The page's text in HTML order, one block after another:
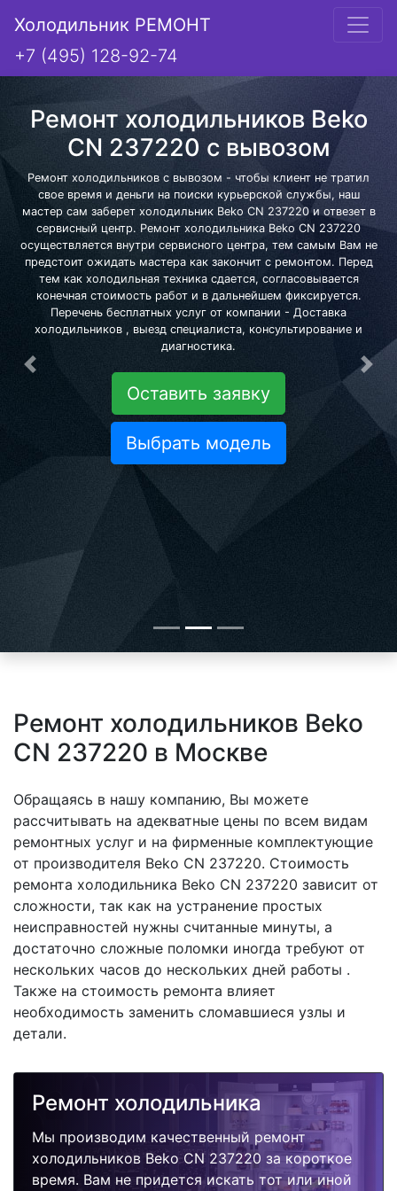
Холодильник РЕМОНТ
+7 (495) 128-92-74
Ремонт холодильников Beko
CN 237220 с вывозом
Ремонт холодильников с вывозом - чтобы клиент не тратил
свое время и деньги на поиски курьерской службы, наш
мастер сам заберет холодильник Beko CN 237220 и отвезет в
сервисный центр. Ремонт холодильника Beko CN 237220
осуществляется внутри сервисного центра, тем самым Вам не
предстоит ожидать мастера как закончит с ремонтом. Перед
тем как холодильная техника сдается, согласовывается
конечная стоимость работ и в дальнейшем фиксируется.
Перечень бесплатных услуг от компании - Доставка
холодильников , выезд специалиста, консультирование и
диагностика.
Оставить заявку
Выбрать модель
Предыдущая
Ремонт холодильников Beko
CN 237220 в Москве
Обращаясь в нашу компанию, Вы можете
рассчитывать на адекватные цены по всем видам
ремонтных услуг и на фирменные комплектующие
от производителя Beko CN 237220. Стоимость
ремонта холодильника Beko CN 237220 зависит от
сложности, так как на устранение простых
неисправностей нужны считанные минуты, а
достаточно сложные поломки иногда требуют от
нескольких часов до нескольких дней работы .
Также на стоимость ремонта влияет
необходимость заменить сломавшиеся узлы и
детали.
Ремонт холодильника
Мы производим качественный ремонт
холодильников Beko CN 237220 за короткое
время. Вам не придется искать тот или иной